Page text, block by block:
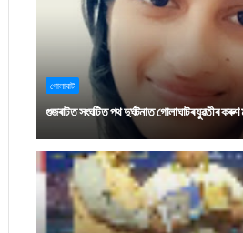
গোলাঘাট
গুজৰাটত সংঘটিত পথ দুৰ্ঘটনাত গোলাঘাটৰ যুৱতীৰ